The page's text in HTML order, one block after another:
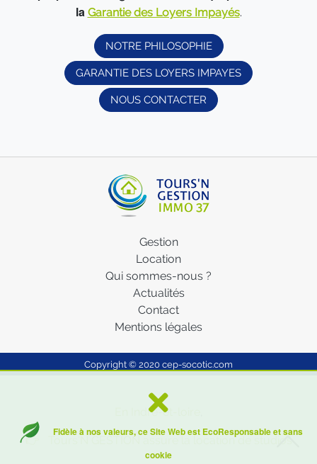
la Garantie des Loyers Impayés.
NOTRE PHILOSOPHIE
GARANTIE DES LOYERS IMPAYES
NOUS CONTACTER
Fidèle à nos valeurs, ce Site Web est EcoResponsable et sans
cookie
Gestion
Location
Qui sommes-nous ?
Actualités
Contact
Mentions légales
Copyright © 2020 cep-socotic.com
En Indre-et-loire
👉 Tours'N GESTION assure la location de studios